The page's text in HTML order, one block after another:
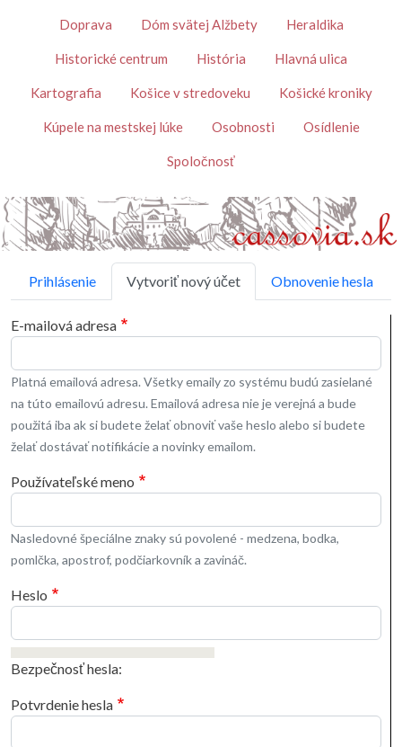
TémyDoprava Dóm svätej Alžbety Heraldika
Historické centrum História Hlavná ulica
Kartografia Košice v stredoveku Košické kroniky
Kúpele na mestskej lúke Osobnosti Osídlenie
Spoločnosť
Primárne karty
Prihlásenie Vytvoriť nový účet Obnovenie hesla
E-mailová adresa
Platná emailová adresa. Všetky emaily zo systému budú zasielané
na túto emailovú adresu. Emailová adresa nie je verejná a bude
použitá iba ak si budete želať obnoviť vaše heslo alebo si budete
želať dostávať notifikácie a novinky emailom.
Používateľské meno
Nasledovné špeciálne znaky sú povolené - medzena, bodka,
pomlčka, apostrof, podčiarkovník a zavináč.
Heslo
Bezpečnosť hesla:
Potvrdenie hesla